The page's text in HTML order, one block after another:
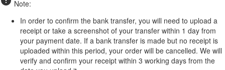
Note:
In order to confirm the bank transfer, you will need to upload a
receipt or take a screenshot of your transfer within 1 day from
your payment date. If a bank transfer is made but no receipt is
uploaded within this period, your order will be cancelled. We will
verify and confirm your receipt within 3 working days from the